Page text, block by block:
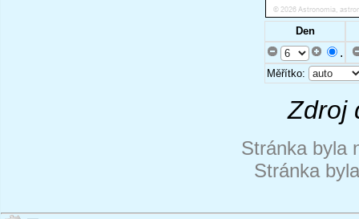
Den
.
Měřítko:
Zdroj
Stránka byla
Stránka